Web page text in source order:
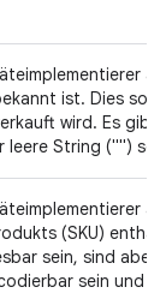
ist. Dies
wird. Es gibt
leere String ("")
(SKU)
sein, sind
sein und